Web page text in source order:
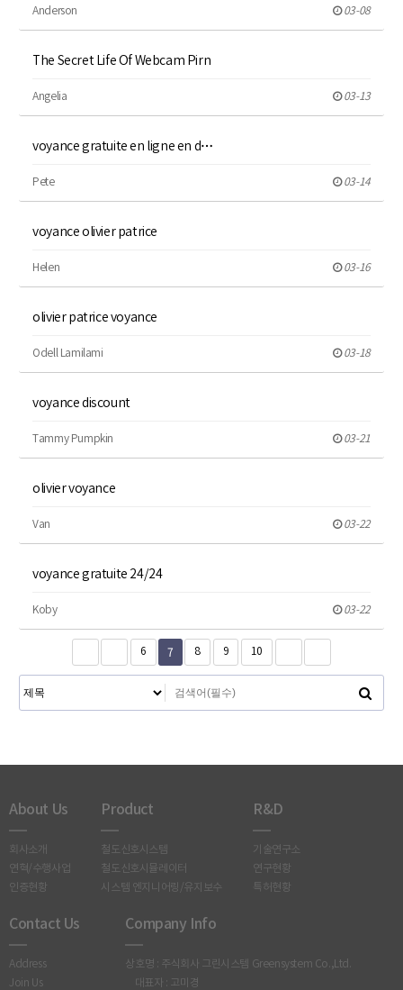
Anderson 03-08
The Secret Life Of Webcam Pirn
Angelia 03-13
voyance gratuite en ligne en d…
Pete 03-14
voyance olivier patrice
Helen 03-16
olivier patrice voyance
Odell Lamilami 03-18
voyance discount
Tammy Pumpkin 03-21
olivier voyance
Van 03-22
voyance gratuite 24/24
Koby 03-22
6 7 8 9 10
About Us
회사소개
연혁/수행사업
인증현황
Product
철도신호시스템
철도신호시뮬레이터
시스템 엔지니어링/유지보수
R&D
기술연구소
연구현황
특허현황
Contact Us
Address
Join Us
Company Info
상호명 : 주식회사 그린시스템 Greensystem Co.,Ltd.
대표자 : 고미경